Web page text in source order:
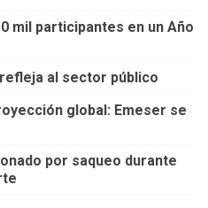
mil participantes en un Año
al sector público
global: Emeser se
por saqueo durante